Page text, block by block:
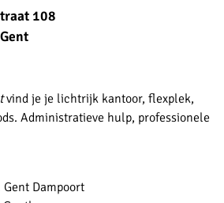
108
vind je je lichtrijk kantoor, flexplek,
Administratieve hulp, professionele
Dampoort